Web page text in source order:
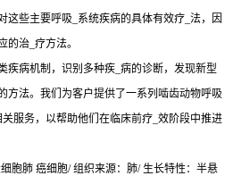
这些主要呼吸_系统疾病的具体有效疗_法，因
的治_疗方法。
疾病机制，识别多种疾_病的诊断，发现新型
方法。我们为客户提供了一系列啮齿动物呼吸
关服务，以帮助他们在临床前疗_效阶段中推进
胞肺 癌细胞/ 组织来源：肺/ 生长特性：半悬